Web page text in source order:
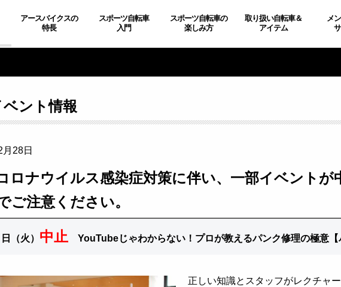
アースバイクスの
特長
スポーツ自転車
入門
スポーツ自転車の
楽しみ方
取り扱い自転車＆
アイテム
メ
ベント情報
28日
ロナウイルス感染症対策に伴い、一部イベントが
ご注意ください。
（火） 中止 YouTubeじゃわからない！プロが教えるパンク修理の極意【
正しい知識とスタッフがレクチャ